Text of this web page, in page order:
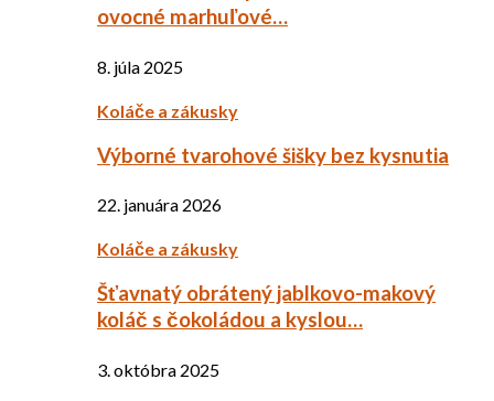
ovocné marhuľové…
8. júla 2025
Koláče a zákusky
Výborné tvarohové šišky bez kysnutia
22. januára 2026
Koláče a zákusky
Šťavnatý obrátený jablkovo-makový
koláč s čokoládou a kyslou…
3. októbra 2025